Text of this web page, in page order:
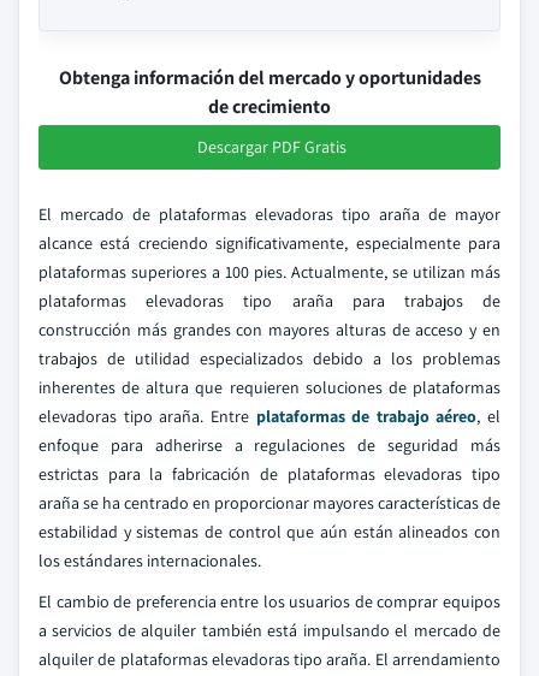
Obtenga información del mercado y oportunidades
de crecimiento
Descargar PDF Gratis
El mercado de plataformas elevadoras tipo araña de mayor
alcance está creciendo significativamente, especialmente para
plataformas superiores a 100 pies. Actualmente, se utilizan más
plataformas elevadoras tipo araña para trabajos de
construcción más grandes con mayores alturas de acceso y en
trabajos de utilidad especializados debido a los problemas
inherentes de altura que requieren soluciones de plataformas
elevadoras tipo araña. Entre plataformas de trabajo aéreo, el
enfoque para adherirse a regulaciones de seguridad más
estrictas para la fabricación de plataformas elevadoras tipo
araña se ha centrado en proporcionar mayores características de
estabilidad y sistemas de control que aún están alineados con
los estándares internacionales.
El cambio de preferencia entre los usuarios de comprar equipos
a servicios de alquiler también está impulsando el mercado de
alquiler de plataformas elevadoras tipo araña. El arrendamiento